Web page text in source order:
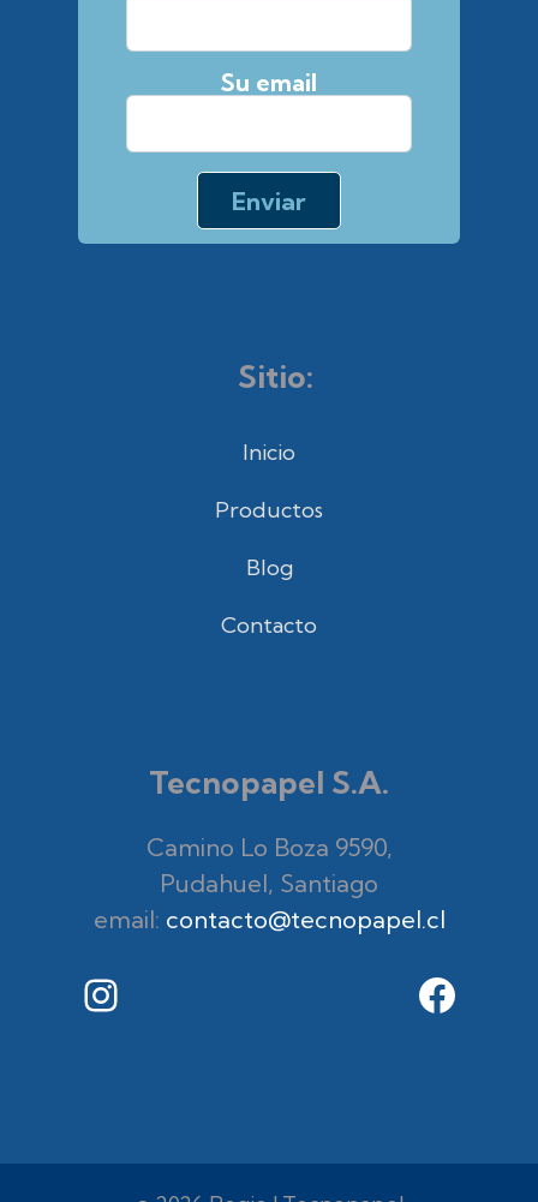
Su email
Sitio:
Inicio
Productos
Blog
Contacto
Tecnopapel S.A.
Camino Lo Boza 9590,
Pudahuel, Santiago
email: contacto@tecnopapel.cl
In
a
m
F
a
k